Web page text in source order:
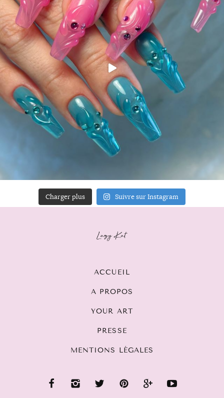
Charger plus Suivre sur Instagram
ACCUEIL
A PROPOS
YOUR ART
PRESSE
MENTIONS LÉGALES